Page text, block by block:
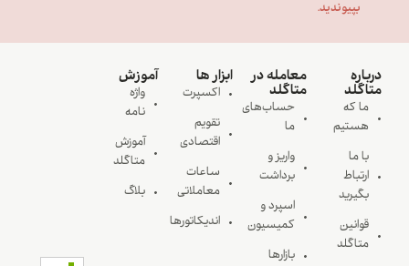
بپیوندید.
درباره
متاگلد
ما که
هستیم
با ما
ارتباط
بگیرید
قوانین
متاگلد
معامله در
متاگلد
حساب‌های
ما
واریز و
برداشت
اسپرد و
کمیسیون
بازارها
ابزار ها
اکسپرت
تقویم
اقتصادی
ساعات
معاملاتی
اندیکاتورها
آموزش
واژه
نامه
آموزش
متاگلد
بلاگ